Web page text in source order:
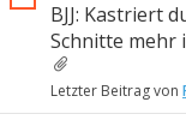
BJJ: Kastriert
Schnitte mehr
Letzter Beitrag von